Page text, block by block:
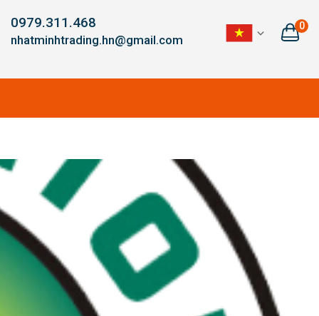
0979.311.468
nhatminhtrading.hn@gmail.com
0